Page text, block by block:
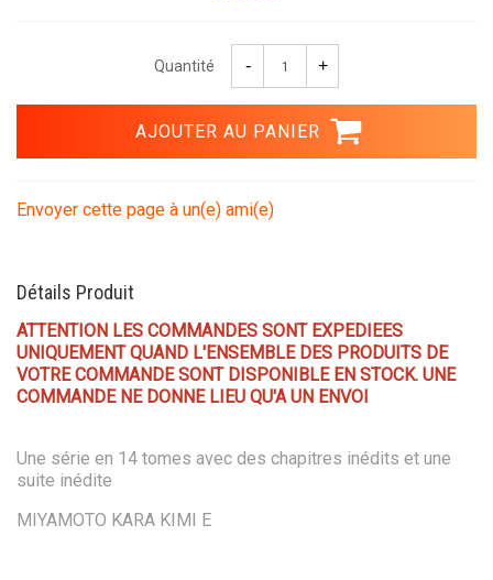
Quantité
Envoyer cette page à un(e) ami(e)
Détails Produit
ATTENTION LES COMMANDES SONT EXPEDIEES
UNIQUEMENT QUAND L'ENSEMBLE DES PRODUITS DE
VOTRE COMMANDE SONT DISPONIBLE EN STOCK. UNE
COMMANDE NE DONNE LIEU QU'A UN ENVOI
Une série en 14 tomes avec des chapitres inédits et une
suite inédite
MIYAMOTO KARA KIMI E